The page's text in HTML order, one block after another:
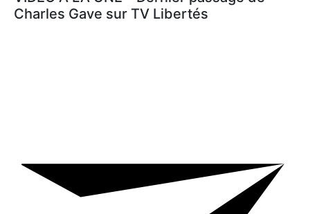
Charles Gave sur TV Libertés